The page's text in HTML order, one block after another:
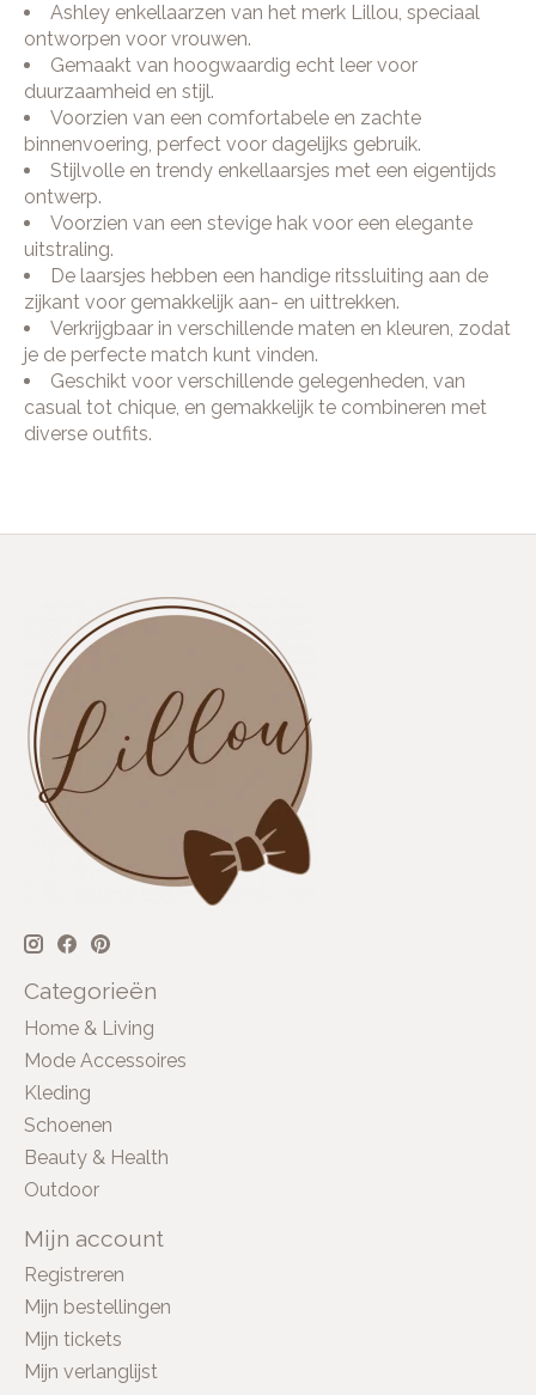
Ashley enkellaarzen van het merk Lillou, speciaal
ontworpen voor vrouwen.
Gemaakt van hoogwaardig echt leer voor
duurzaamheid en stijl.
Voorzien van een comfortabele en zachte
binnenvoering, perfect voor dagelijks gebruik.
Stijlvolle en trendy enkellaarsjes met een eigentijds
ontwerp.
Voorzien van een stevige hak voor een elegante
uitstraling.
De laarsjes hebben een handige ritssluiting aan de
zijkant voor gemakkelijk aan- en uittrekken.
Verkrijgbaar in verschillende maten en kleuren, zodat
je de perfecte match kunt vinden.
Geschikt voor verschillende gelegenheden, van
casual tot chique, en gemakkelijk te combineren met
diverse outfits.
Categorieën
Home & Living
Mode Accessoires
Kleding
Schoenen
Beauty & Health
Outdoor
Mijn account
Registreren
Mijn bestellingen
Mijn tickets
Mijn verlanglijst